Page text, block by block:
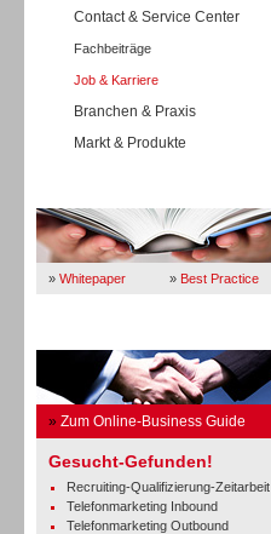
Contact & Service Center
Fachbeiträge
Job & Karriere
Branchen & Praxis
Markt & Produkte
» Whitepaper » Best Practice
» Zum Online-Business Guide
Gesucht-Gefunden!
Recruiting-Qualifizierung-Zeitarbeit
Telefonmarketing Inbound
Telefonmarketing Outbound